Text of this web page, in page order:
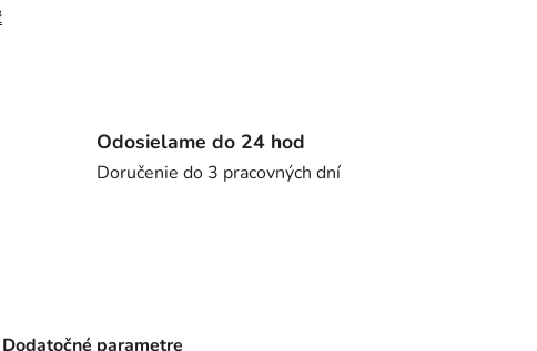
Odosielame do 24 hod
Doručenie do 3 pracovných dní
Dodatočné parametre